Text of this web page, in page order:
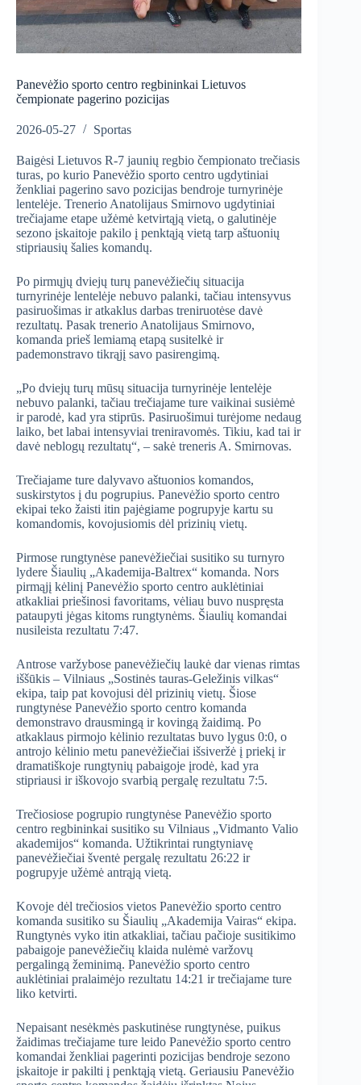
Panevėžio sporto centro regbininkai Lietuvos
čempionate pagerino pozicijas
2026-05-27 Sportas
Baigėsi Lietuvos R-7 jaunių regbio čempionato trečiasis
turas, po kurio Panevėžio sporto centro ugdytiniai
ženkliai pagerino savo pozicijas bendroje turnyrinėje
lentelėje. Trenerio Anatolijaus Smirnovo ugdytiniai
trečiajame etape užėmė ketvirtąją vietą, o galutinėje
sezono įskaitoje pakilo į penktąją vietą tarp aštuonių
stipriausių šalies komandų.
Po pirmųjų dviejų turų panevėžiečių situacija
turnyrinėje lentelėje nebuvo palanki, tačiau intensyvus
pasiruošimas ir atkaklus darbas treniruotėse davė
rezultatų. Pasak trenerio Anatolijaus Smirnovo,
komanda prieš lemiamą etapą susitelkė ir
pademonstravo tikrąjį savo pasirengimą.
„Po dviejų turų mūsų situacija turnyrinėje lentelėje
nebuvo palanki, tačiau trečiajame ture vaikinai susiėmė
ir parodė, kad yra stiprūs. Pasiruošimui turėjome nedaug
laiko, bet labai intensyviai treniravomės. Tikiu, kad tai ir
davė neblogų rezultatų“, – sakė treneris A. Smirnovas.
Trečiajame ture dalyvavo aštuonios komandos,
suskirstytos į du pogrupius. Panevėžio sporto centro
ekipai teko žaisti itin pajėgiame pogrupyje kartu su
komandomis, kovojusiomis dėl prizinių vietų.
Pirmose rungtynėse panevėžiečiai susitiko su turnyro
lydere Šiaulių „Akademija-Baltrex“ komanda. Nors
pirmąjį kėlinį Panevėžio sporto centro auklėtiniai
atkakliai priešinosi favoritams, vėliau buvo nuspręsta
pataupyti jėgas kitoms rungtynėms. Šiaulių komandai
nusileista rezultatu 7:47.
Antrose varžybose panevėžiečių laukė dar vienas rimtas
iššūkis – Vilniaus „Sostinės tauras-Geležinis vilkas“
ekipa, taip pat kovojusi dėl prizinių vietų. Šiose
rungtynėse Panevėžio sporto centro komanda
demonstravo drausmingą ir kovingą žaidimą. Po
atkaklaus pirmojo kėlinio rezultatas buvo lygus 0:0, o
antrojo kėlinio metu panevėžiečiai išsiveržė į priekį ir
dramatiškoje rungtynių pabaigoje įrodė, kad yra
stipriausi ir iškovojo svarbią pergalę rezultatu 7:5.
Trečiosiose pogrupio rungtynėse Panevėžio sporto
centro regbininkai susitiko su Vilniaus „Vidmanto Valio
akademijos“ komanda. Užtikrintai rungtyniavę
panevėžiečiai šventė pergalę rezultatu 26:22 ir
pogrupyje užėmė antrąją vietą.
Kovoje dėl trečiosios vietos Panevėžio sporto centro
komanda susitiko su Šiaulių „Akademija Vairas“ ekipa.
Rungtynės vyko itin atkakliai, tačiau pačioje susitikimo
pabaigoje panevėžiečių klaida nulėmė varžovų
pergalingą žeminimą. Panevėžio sporto centro
auklėtiniai pralaimėjo rezultatu 14:21 ir trečiajame ture
liko ketvirti.
Nepaisant nesėkmės paskutinėse rungtynėse, puikus
žaidimas trečiajame ture leido Panevėžio sporto centro
komandai ženkliai pagerinti pozicijas bendroje sezono
įskaitoje ir pakilti į penktąją vietą. Geriausiu Panevėžio